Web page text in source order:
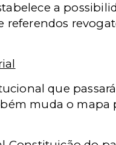
a
referendos
que
muda o mapa